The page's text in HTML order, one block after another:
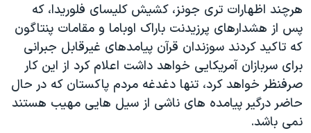
هرچند اظهارات تری جونز، کشيش کليسای فلوريدا، که
پس از هشدارهای پرزیدنت باراک اوباما و مقامات پنتاگون
که تاکید کردند سوزندان قرآن پیامدهای غیرقابل جبرانی
برای سربازان آمریکایی خواهد داشت اعلام کرد از این کار
صرفنظر خواهد کرد، تنها دغدغه مردم پاکستان که در حال
حاضر درگير پيامده های ناشی از سيل هایی مهیب هستند
نمی باشد.